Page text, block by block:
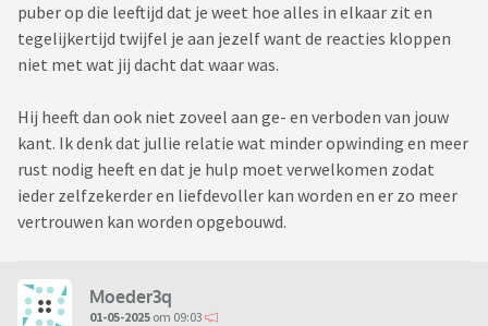
puber op die leeftijd dat je weet hoe alles in elkaar zit en
tegelijkertijd twijfel je aan jezelf want de reacties kloppen
niet met wat jij dacht dat waar was.
Hij heeft dan ook niet zoveel aan ge- en verboden van jouw
kant. Ik denk dat jullie relatie wat minder opwinding en meer
rust nodig heeft en dat je hulp moet verwelkomen zodat
ieder zelfzekerder en liefdevoller kan worden en er zo meer
vertrouwen kan worden opgebouwd.
Moeder3q
01-05-2025 om 09:03